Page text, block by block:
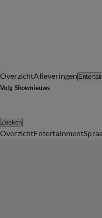
OverzichtAfleveringen
Volg Shownieuws
Zoeken
OverzichtEntertainment